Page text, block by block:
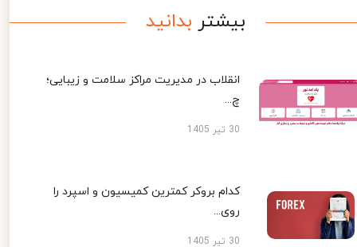
بیشتر بدانید
انقلاب در مدیریت مراکز سلامت و زیبایی؛
چ...
30 تیر 1405
کدام بروکر کمترین کمیسیون و اسپرد را
روی...
30 تیر 1405